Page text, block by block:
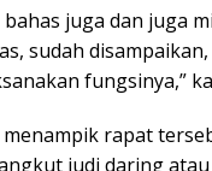
bahas juga dan juga
sudah
fungsinya,”
menampik rapat
judi daring